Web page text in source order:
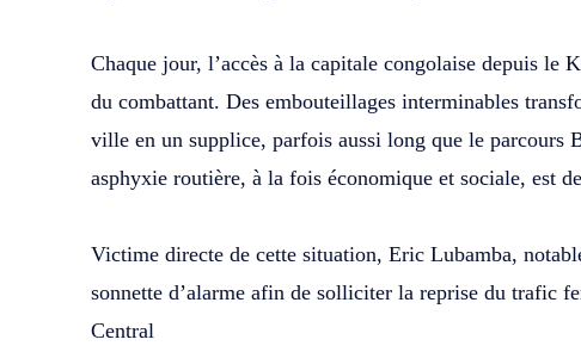
‎Chaque jour, l’accès à la capitale congolaise depuis le
du combattant. Des embouteillages interminables
ville en un supplice, parfois aussi long que le parcours
asphyxie routière, à la fois économique et sociale, est
‎Victime directe de cette situation, Eric Lubamba,
sonnette d’alarme afin de solliciter la reprise du trafic
Central